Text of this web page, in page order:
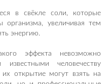
в свёкле соли, которые
организма, увеличивая тем
энергию.
эффекта невозможно
человечеству
открытие могут взять на